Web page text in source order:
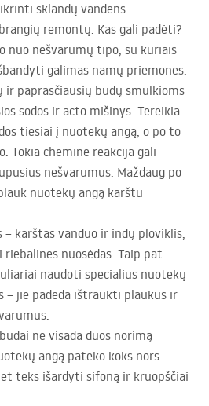
sklandų vandens
remontų. Kas gali padėti?
nuo nešvarumų tipo, su kuriais
galimas namų priemones.
ir paprasčiausių būdų smulkioms
sodos ir acto mišinys. Tereikia
tiesiai į nuotekų angą, o po to
Tokia cheminė reakcija gali
nešvarumus. Maždaug po
nuotekų angą karštu
karštas vanduo ir indų ploviklis,
nuosėdas. Taip pat
naudoti specialius nuotekų
– jie padeda ištraukti plaukus ir
ne visada duos norimą
angą pateko koks nors
teks išardyti sifoną ir kruopščiai